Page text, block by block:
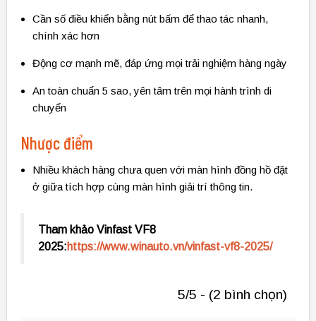
Cần số điều khiển bằng nút bấm để thao tác nhanh,
chính xác hơn
Động cơ mạnh mẽ, đáp ứng mọi trải nghiệm hàng ngày
An toàn chuẩn 5 sao, yên tâm trên mọi hành trình di
chuyển
Nhược điểm
Nhiều khách hàng chưa quen với màn hình đồng hồ đặt
ở giữa tích hợp cùng màn hình giải trí thông tin.
Tham khảo Vinfast VF8
2025:https://www.winauto.vn/vinfast-vf8-2025/
5/5 - (2 bình chọn)